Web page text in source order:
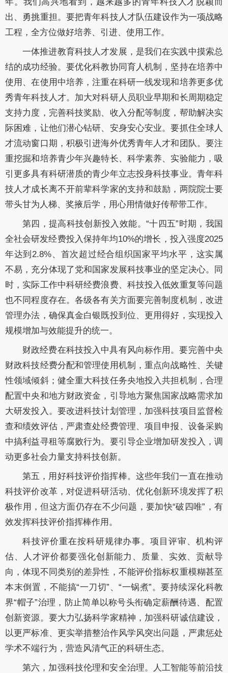
出、勇挑重担。要把青年科技人才队伍建设作为一项战略
工程，全方位做好培养、引进、使用工作。
一体推进教育科技人才发展，是我们在实践中摸索总
结的成功经验。要优化科教协同育人机制，坚持在培养中
使用、在使用中培养，注重在科研一线发现和培养更多优
秀青年科技人才。加大对科研人员职业早期和长周期稳定
支持力度，完善科技奖励、收入分配等制度，帮助解决实
际困难，让他们潜心钻研、安身安心安业。要抓住全球人
才流动窗口期，积极引进海外优秀青年人才和团队。要注
重挖掘和培养青少年兴趣特长、科学素养、实验能力，吸
引更多具有科研潜质的青少年立志投身科技事业。青年科
技人才成长离不开前辈科学家的支持和鼓励，两院院士要
带头甘为人梯、奖掖后学，用心用情做好传帮带工作。
第四，提高科技创新投入效能。“十四五”时期，我国
全社会研发经费投入保持年均10%的增长，投入强度2025
年达到2.8%、首次超过经合组织国家平均水平，这实属
不易，充分体现了党和国家发展科技事业的坚定决心。同
时，实际工作中科研经费浪费、科技投入低效重复等问题
也不同程度存在。各级各有关方面要完善制度机制，改进
管理办法，确保真金白银既投到位、更用得好，实现投入
规模增加与效能提升的统一。
财政经费在科技投入中具有风向标作用。要完善中央
财政科技经费分配和管理使用机制，重点向战略性、关键
性领域倾斜；健全重大科技任务央地投入共担机制，合理
配置中央和地方财政资金，引导地方聚焦国家战略需求加
大研发投入。要改进科技计划管理，加强科技项目监督检
查和绩效评估，严肃查处经费管理、项目申报、设备采购
中搞利益寻租等腐败行为。要引导企业增加研发投入，调
动更多社会力量支持科技创新。
第五，用好科技评价指挥棒。这些年我们一直在推动
科技评价改革，对促进科研活动、优化创新环境发挥了积
极作用，但这方面仍存在不少问题，要加快“破四唯”，有
效发挥科技评价指挥棒作用。
科技评价重在按科研规律办事。项目评审、机构评
估、人才评价都要强化创新能力、质量、实效、贡献导
向，体现不同类别的差异性，不能评价指标权重模糊甚至
本末倒置，不能搞“一刀切”、“一锅煮”。要持续深化科教
界“帽子”治理，防止简单以称号头衔确定薪酬待遇、配置
创新资源。要大力弘扬科学家精神，加强科研诚信建设，
以更严标准、更实举措整治作风学风突出问题，严肃惩处
学术不端行为，营造风清气正的科研生态。
第六，加强科技伦理和安全治理。人工智能等前沿技